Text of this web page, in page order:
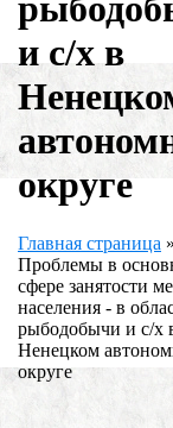
и с/х в
округе
Главная страница
Проблемы в
сфере занятости
населения - в
рыбодобычи и с/х
Ненецком
округе